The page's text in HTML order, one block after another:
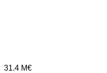
31.4 M€